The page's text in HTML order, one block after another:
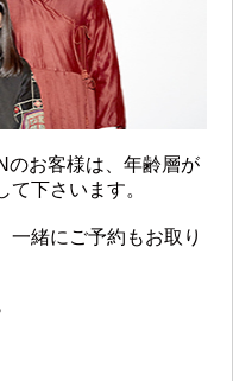
のお客様は、年齢層が
下さいます。
一緒にご予約もお取り